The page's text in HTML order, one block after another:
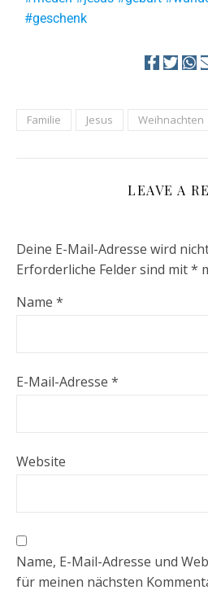
#geschenk
Familie Jesus Weihnachten
LEAVE A
Deine E-Mail-Adresse wird
Erforderliche Felder sind mit*
Name *
E-Mail-Adresse *
Website
Name, E-Mail-Adresse und
für meinen nächsten